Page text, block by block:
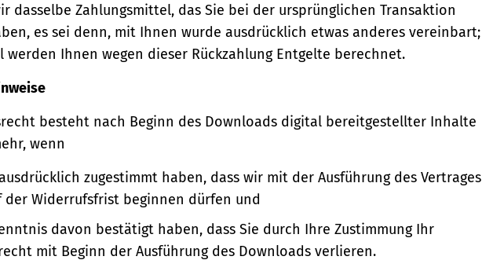
dasselbe Zahlungsmittel, das Sie bei der ursprünglichen Transaktion
es sei denn, mit Ihnen wurde ausdrücklich etwas anderes vereinbart;
werden Ihnen wegen dieser Rückzahlung Entgelte berechnet.
besteht nach Beginn des Downloads digital bereitgestellter Inhalte
wenn
zugestimmt haben, dass wir mit der Ausführung des Vertrages
der Widerrufsfrist beginnen dürfen und
davon bestätigt haben, dass Sie durch Ihre Zustimmung Ihr
mit Beginn der Ausführung des Downloads verlieren.